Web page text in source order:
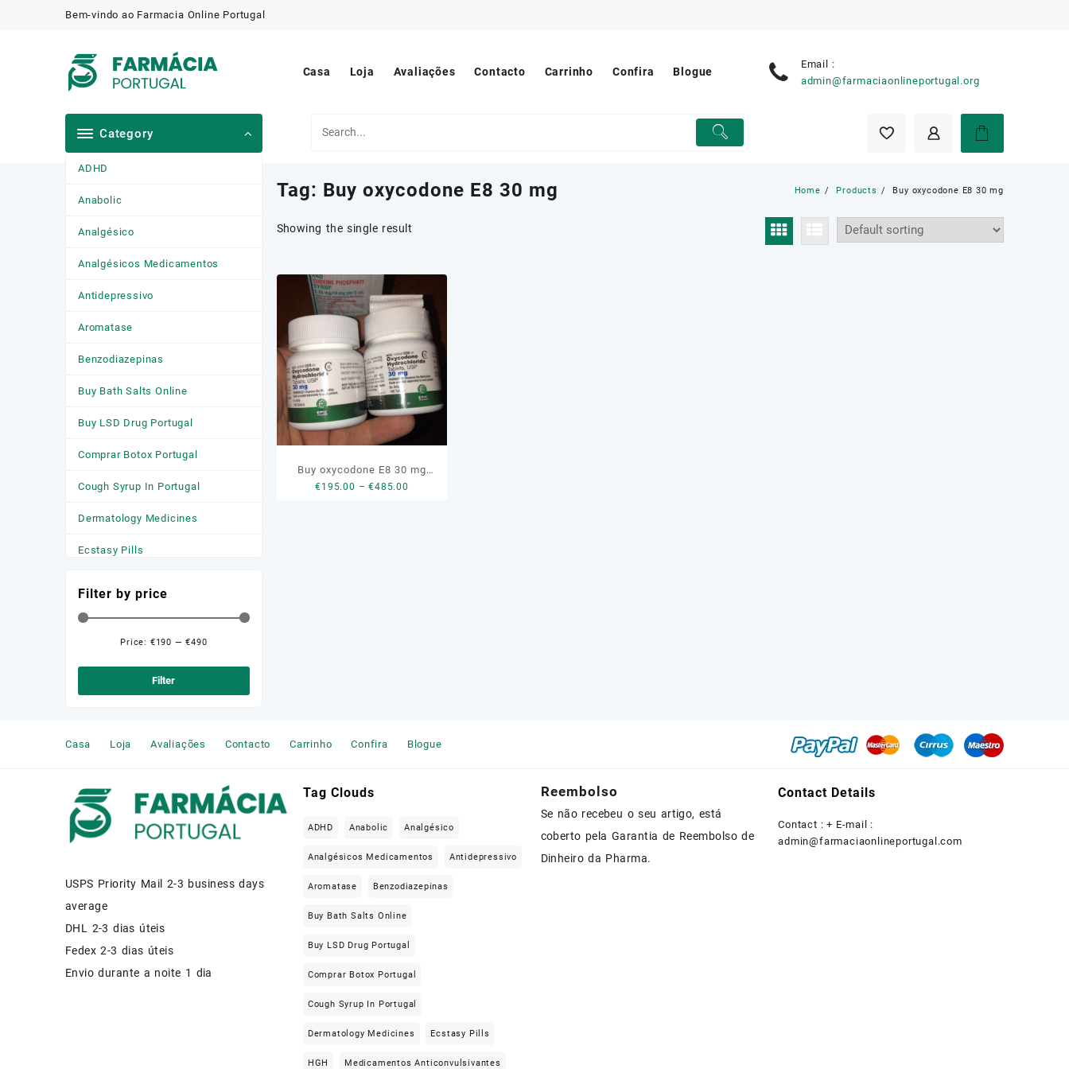
Bem-vindo ao Farmacia Online Portugal
Casa Loja Avaliações Contacto Carrinho Confira Blogue
Email :
admin@farmaciaonlineportugal.org
Category
ADHD
Anabolic
Analgésico
Analgésicos Medicamentos
Antidepressivo
Aromatase
Benzodiazepinas
Buy Bath Salts Online
Buy LSD Drug Portugal
Comprar Botox Portugal
Cough Syrup In Portugal
Dermatology Medicines
Ecstasy Pills
Medicamentos
Medicamentos para a Ansiedade
Medicamentos Para Dormir
Other
Remédio Para a Dor
Steroids
Weight Loss Pills Portugal
Tag: Buy oxycodone E8 30 mg Home Products Buy oxycodone E8 30 mg
Showing the single result
Buy oxycodone E8 30 mg
genuine online
€195.00 – €485.00
Filter by price
Filter
Price: €190 —€490
Casa Loja Avaliações Contacto Carrinho Confira Blogue
USPS Priority Mail 2-3 business days
average
DHL 2-3 dias úteis
Fedex 2-3 dias úteis
Envio durante a noite 1 dia
Tag Clouds
ADHD Anabolic Analgésico
Analgésicos Medicamentos Antidepressivo
Aromatase Benzodiazepinas
Buy Bath Salts Online
Buy LSD Drug Portugal
Comprar Botox Portugal
Cough Syrup In Portugal
Dermatology Medicines Ecstasy Pills
HGH Medicamentos Anticonvulsivantes
Reembolso
Se não recebeu o seu artigo, está
coberto pela Garantia de Reembolso de
Dinheiro da Pharma.
Contact Details
Contact : + E-mail :
admin@farmaciaonlineportugal.com